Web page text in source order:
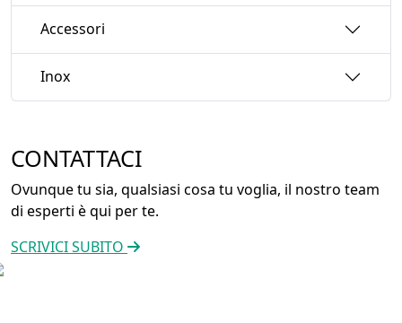
Accessori
Inox
CONTATTACI
Ovunque tu sia, qualsiasi cosa tu voglia, il nostro team
di esperti è qui per te.
SCRIVICI SUBITO